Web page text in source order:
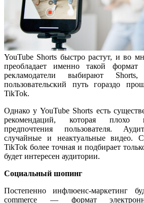
YouTube Shorts быстро растут, и во
преобладает именно такой
рекламодатели выбирают
пользовательский путь гораздо
TikTok.
Однако у YouTube Shorts есть
рекомендаций, которая плохо
предпочтения пользователя.
случайные и неактуальные видео.
TikTok более точная и подбирает
будет интересен аудитории.
Социальный шопинг
Постепенно инфлюенс-маркетинг
commerce — формат